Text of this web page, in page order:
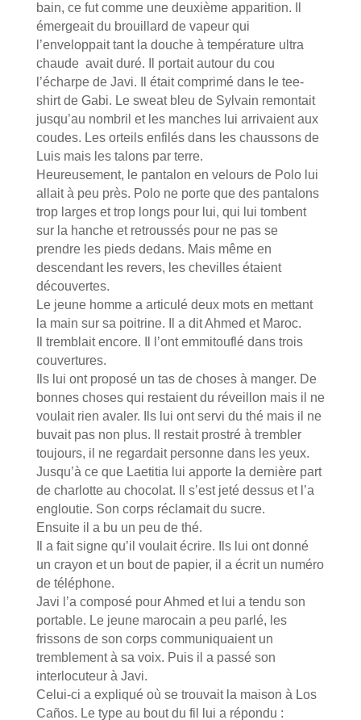
bain, ce fut comme une deuxième apparition. Il
émergeait du brouillard de vapeur qui
l’enveloppait tant la douche à température ultra
chaude avait duré. Il portait autour du cou
l’écharpe de Javi. Il était comprimé dans le tee-
shirt de Gabi. Le sweat bleu de Sylvain remontait
jusqu’au nombril et les manches lui arrivaient aux
coudes. Les orteils enfilés dans les chaussons de
Luis mais les talons par terre.
Heureusement, le pantalon en velours de Polo lui
allait à peu près. Polo ne porte que des pantalons
trop larges et trop longs pour lui, qui lui tombent
sur la hanche et retroussés pour ne pas se
prendre les pieds dedans. Mais même en
descendant les revers, les chevilles étaient
découvertes.
Le jeune homme a articulé deux mots en mettant
la main sur sa poitrine. Il a dit Ahmed et Maroc.
Il tremblait encore. Il l’ont emmitouflé dans trois
couvertures.
Ils lui ont proposé un tas de choses à manger. De
bonnes choses qui restaient du réveillon mais il ne
voulait rien avaler. Ils lui ont servi du thé mais il ne
buvait pas non plus. Il restait prostré à trembler
toujours, il ne regardait personne dans les yeux.
Jusqu’à ce que Laetitia lui apporte la dernière part
de charlotte au chocolat. Il s’est jeté dessus et l’a
engloutie. Son corps réclamait du sucre.
Ensuite il a bu un peu de thé.
Il a fait signe qu’il voulait écrire. Ils lui ont donné
un crayon et un bout de papier, il a écrit un numéro
de téléphone.
Javi l’a composé pour Ahmed et lui a tendu son
portable. Le jeune marocain a peu parlé, les
frissons de son corps communiquaient un
tremblement à sa voix. Puis il a passé son
interlocuteur à Javi.
Celui-ci a expliqué où se trouvait la maison à Los
Caños. Le type au bout du fil lui a répondu :